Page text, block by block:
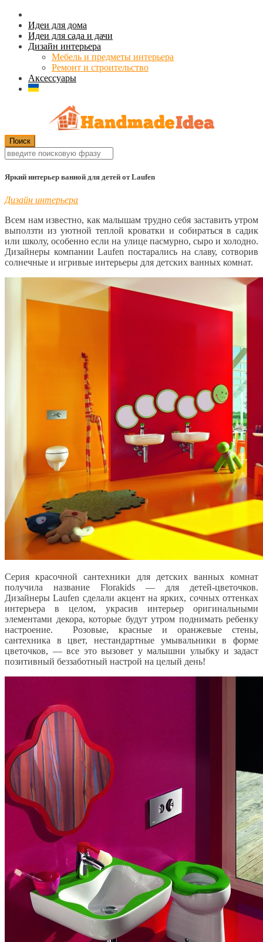
Идеи для дома
Идеи для сада и дачи
Дизайн интерьера
Мебель и предметы интерьера
Ремонт и строительство
Аксессуары
Яркий интерьер ванной для детей от Laufen
Дизайн интерьера
Всем нам известно, как малышам трудно себя заставить утром
выползти из уютной теплой кроватки и собираться в садик
или школу, особенно если на улице пасмурно, сыро и холодно.
Дизайнеры компании Laufen постарались на славу, сотворив
солнечные и игривые интерьеры для детских ванных комнат.
Серия красочной сантехники для детских ванных комнат
получила название Florakids — для детей-цветочков.
Дизайнеры Laufen сделали акцент на ярких, сочных оттенках
интерьера в целом, украсив интерьер оригинальными
элементами декора, которые будут утром поднимать ребенку
настроение. Розовые, красные и оранжевые стены,
сантехника в цвет, нестандартные умывальники в форме
цветочков, — все это вызовет у малышни улыбку и задаст
позитивный беззаботный настрой на целый день!